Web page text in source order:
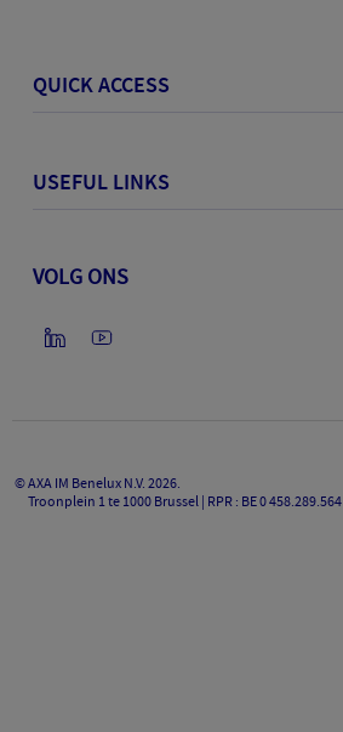
QUICK ACCESS
USEFUL LINKS
VOLG ONS
©AXA IM Benelux N.V.2026.
Troonplein 1 te 1000 Brussel | RPR : BE 0 458.289.564